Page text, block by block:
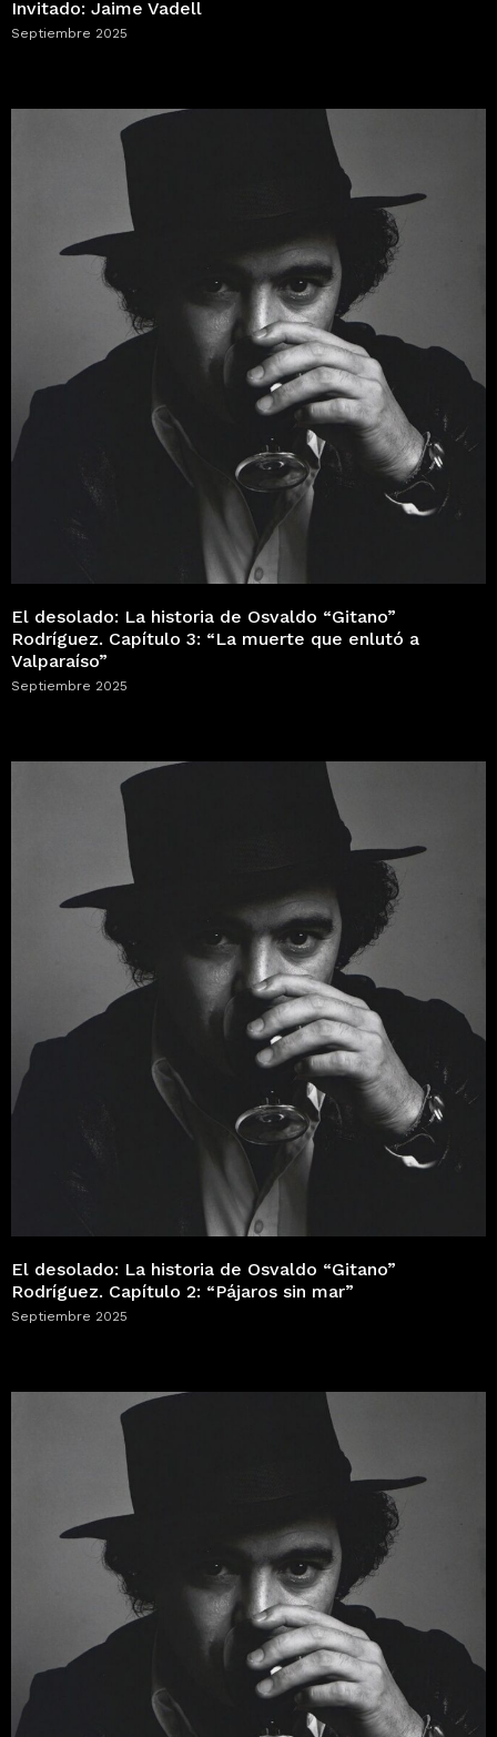
Invitado: Jaime Vadell
Septiembre 2025
El desolado: La historia de Osvaldo “Gitano”
Rodríguez. Capítulo 3: “La muerte que enlutó a
Valparaíso”
Septiembre 2025
El desolado: La historia de Osvaldo “Gitano”
Rodríguez. Capítulo 2: “Pájaros sin mar”
Septiembre 2025